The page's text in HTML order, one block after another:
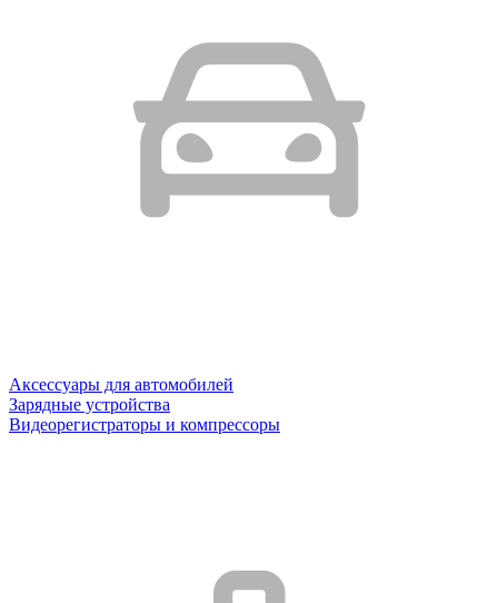
Аксессуары для автомобилей
Зарядные устройства
Видеорегистраторы и компрессоры